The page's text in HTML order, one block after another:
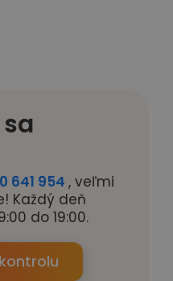
641 954 , veľmi
Každý deň
do 19:00.